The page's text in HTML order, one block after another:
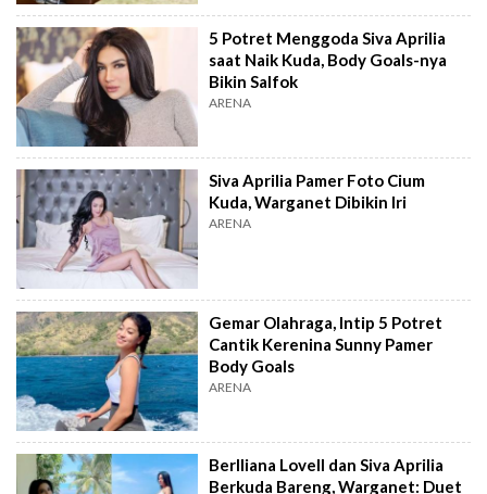
5 Potret Menggoda Siva Aprilia
saat Naik Kuda, Body Goals-nya
Bikin Salfok
ARENA
Siva Aprilia Pamer Foto Cium
Kuda, Warganet Dibikin Iri
ARENA
Gemar Olahraga, Intip 5 Potret
Cantik Kerenina Sunny Pamer
Body Goals
ARENA
Berlliana Lovell dan Siva Aprilia
Berkuda Bareng, Warganet: Duet